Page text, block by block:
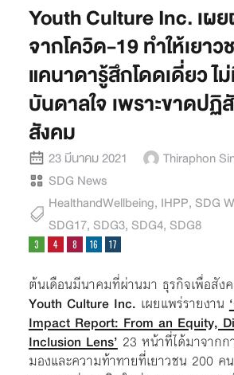
Youth Culture Inc. เผ
จากโควิด-19 ทำให้เยาว
แคนาดารู้สึกโดดเดี่ยว ไ
บันดาลใจ เพราะขาดป
สังคม
23 มีนาคม 2021
Thiraphon
SDG News
HealthandWellbeing, IHPP, SDG
SDG17, SDG3, SDG4, SDG8
ต้นเดือนมีนาคมที่ผ่านมา ธุรกิจเพื่อสั
Youth Culture Inc. เผยแพร่รายงาน
Impact Report: From an Equity,
Inclusion Lens’23 หน้าที่ได้มาจาก
มองและความท้าทายที่เยาวชน 200 ค